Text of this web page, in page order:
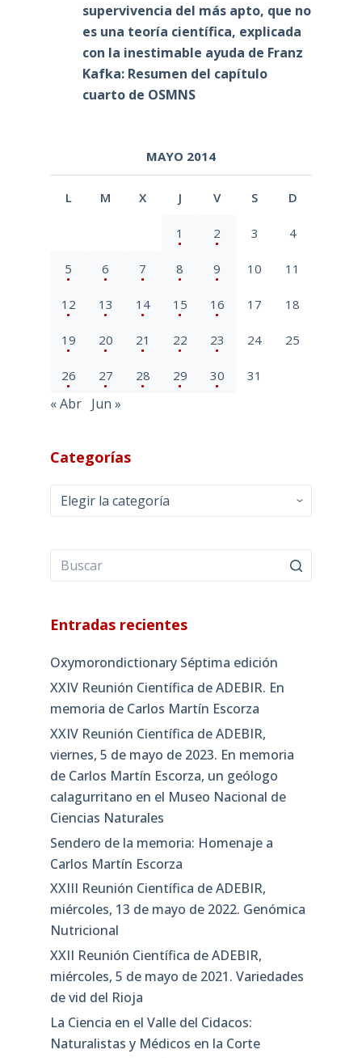
supervivencia del más apto, que no
es una teoría científica, explicada
con la inestimable ayuda de Franz
Kafka: Resumen del capítulo
cuarto de OSMNS
MAYO 2014
L M X J V S D
1 2 3 4
5 6 7 8 9 10 11
12 13 14 15 16 17 18
19 20 21 22 23 24 25
26 27 28 29 30 31
« Abr Jun »
Categorías
Categorías
Entradas recientes
Oxymorondictionary Séptima edición
XXIV Reunión Científica de ADEBIR. En
memoria de Carlos Martín Escorza
XXIV Reunión Científica de ADEBIR,
viernes, 5 de mayo de 2023. En memoria
de Carlos Martín Escorza, un geólogo
calagurritano en el Museo Nacional de
Ciencias Naturales
Sendero de la memoria: Homenaje a
Carlos Martín Escorza
XXIII Reunión Científica de ADEBIR,
miércoles, 13 de mayo de 2022. Genómica
Nutricional
XXII Reunión Científica de ADEBIR,
miércoles, 5 de mayo de 2021. Variedades
de vid del Rioja
La Ciencia en el Valle del Cidacos:
Naturalistas y Médicos en la Corte